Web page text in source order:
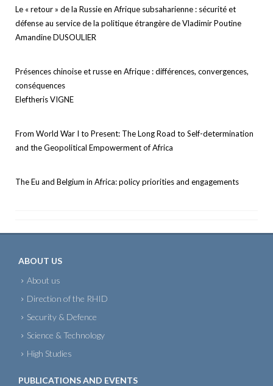
Le « retour » de la Russie en Afrique subsaharienne : sécurité et
défense au service de la politique étrangère de Vladimir Poutine
Amandine DUSOULIER
Présences chinoise et russe en Afrique : différences, convergences,
conséquences
Eleftheris VIGNE
From World War I to Present: The Long Road to Self-determination
and the Geopolitical Empowerment of Africa
The Eu and Belgium in Africa: policy priorities and engagements
ABOUT US
About us
Direction of the RHID
Security & Defence
Science & Technology
High Studies
PUBLICATIONS AND EVENTS